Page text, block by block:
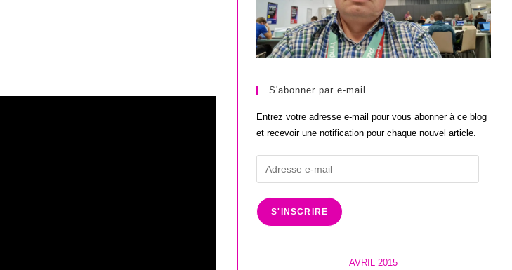
S'abonner par e-mail
Entrez votre adresse e-mail pour vous abonner à ce blog
et recevoir une notification pour chaque nouvel article.
Adresse
e-
mail
S'INSCRIRE
AVRIL 2015